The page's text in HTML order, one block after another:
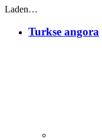
Laden…
Turkse angora